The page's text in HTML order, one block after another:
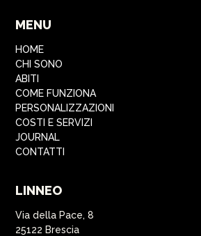
MENU
HOME
CHI SONO
ABITI
COME FUNZIONA
PERSONALIZZAZIONI
COSTI E SERVIZI
JOURNAL
CONTATTI
LINNEO
Via della Pace, 8
25122 Brescia